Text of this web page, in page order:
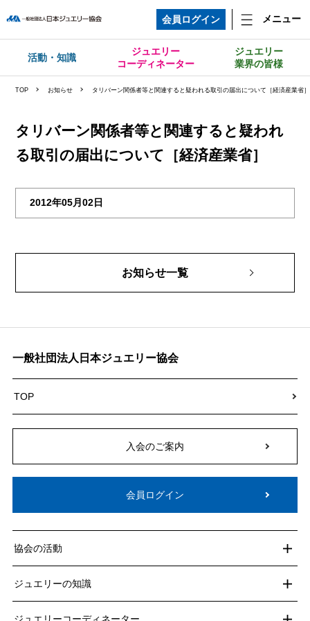
会員ログイン メニュー
活動・知識
ジュエリー
コーディネーター
ジュエリー
業界の皆様
TOP お知らせ タリバーン関係者等と関連すると疑われる取引の届出について［経済産業省］
タリバーン関係者等と関連すると疑われ
る取引の届出について［経済産業省］
2012年05月02日
お知らせ一覧
一般社団法人日本ジュエリー協会
TOP
入会のご案内
会員ログイン
協会の活動
ジュエリーの知識